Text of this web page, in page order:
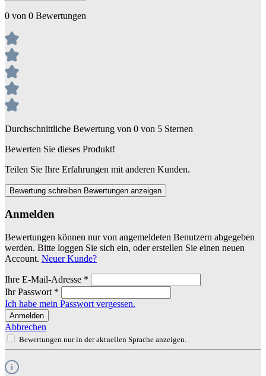
0 von 0 Bewertungen
Durchschnittliche Bewertung von 0 von 5 Sternen
Bewerten Sie dieses Produkt!
Teilen Sie Ihre Erfahrungen mit anderen Kunden.
Bewertung schreiben Bewertungen anzeigen
Anmelden
Bewertungen können nur von angemeldeten Benutzern abgegeben
werden. Bitte loggen Sie sich ein, oder erstellen Sie einen neuen
Account. Neuer Kunde?
Ihre E-Mail-Adresse *
Ihr Passwort *
Ich habe mein Passwort vergessen.
Anmelden
Abbrechen
Bewertungen nur in der aktuellen Sprache anzeigen.